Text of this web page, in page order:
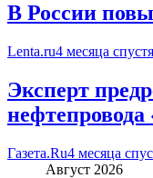
В России
Lenta.ru4 месяца спустя
Эксперт
Газета.Ru4 месяца
Август 2026